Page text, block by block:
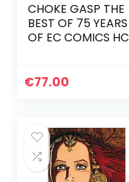
CHOKE GASP THE
BEST OF 75 YEARS
OF EC COMICS HC
€77.00